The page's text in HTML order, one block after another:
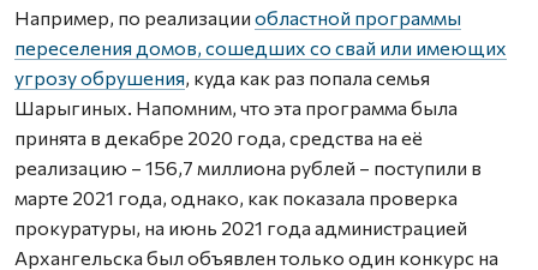
Например, по реализации областной программы
переселения домов, сошедших со свай или имеющих
угрозу обрушения, куда как раз попала семья
Шарыгиных. Напомним, что эта программа была
принята в декабре 2020 года, средства на её
реализацию – 156,7 миллиона рублей – поступили в
марте 2021 года, однако, как показала проверка
прокуратуры, на июнь 2021 года администрацией
Архангельска был объявлен только один конкурс на